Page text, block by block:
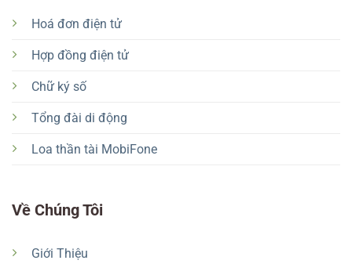
Hoá đơn điện tử
Hợp đồng điện tử
Chữ ký số
Tổng đài di động
Loa thần tài MobiFone
Về Chúng Tôi
Giới Thiệu